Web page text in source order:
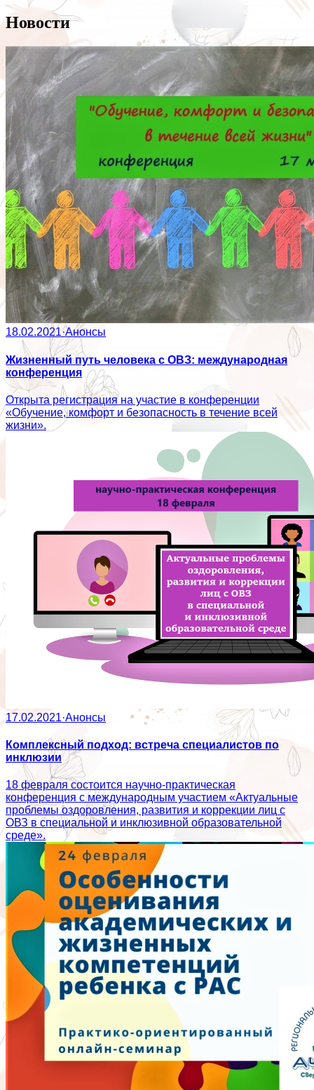
Новости
18.02.2021·Анонсы
Жизненный путь человека с ОВЗ: международная
конференция
Открыта регистрация на участие в конференции
«Обучение, комфорт и безопасность в течение всей
жизни».
17.02.2021·Анонсы
Комплексный подход: встреча специалистов по
инклюзии
18 февраля состоится научно-практическая
конференция с международным участием «Актуальные
проблемы оздоровления, развития и коррекции лиц с
ОВЗ в специальной и инклюзивной образовательной
среде».